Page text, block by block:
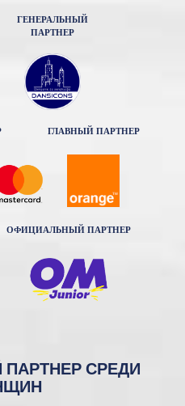
ГЕНЕРАЛЬНЫЙ
ПАРТНЕР
ГЛАВНЫЙ ПАРТНЕР
ОФИЦИАЛЬНЫЙ ПАРТНЕР
СРЕДИ